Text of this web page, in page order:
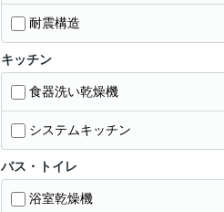
耐震構造
キッチン
食器洗い乾燥機
システムキッチン
バス・トイレ
浴室乾燥機